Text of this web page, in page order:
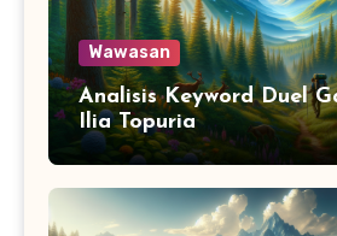
Wawasan
Analisis Keyword Duel
Ilia Topuria